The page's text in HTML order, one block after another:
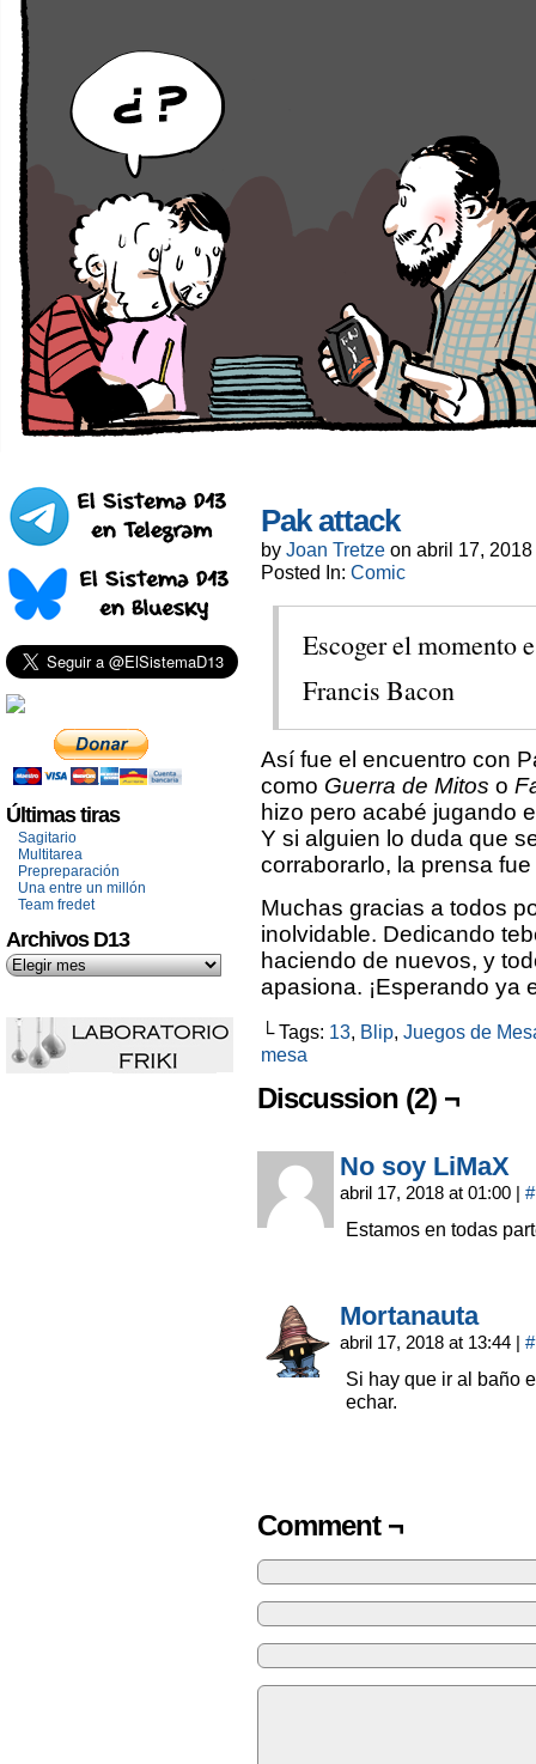
Últimas tiras
Sagitario
Multitarea
Prepreparación
Una entre un millón
Team fredet
Archivos D13
Pak attack
by Joan Tretze on abril 17, 2018
Posted In: Comic
Escoger el momento
Francis Bacon
Así fue el encuentro con
como Guerra de Mitos o
hizo pero acabé jugando
Y si alguien lo duda que
corraborarlo, la prensa
Muchas gracias a todos
inolvidable. Dedicando
haciendo de nuevos, y
apasiona. ¡Esperando ya
└ Tags: 13, Blip, Juegos de
mesa
Discussion (2) ¬
No soy LiMaX
abril 17, 2018 at 01:00 | #
Estamos en todas
Mortanauta
abril 17, 2018 at 13:44 | #
Si hay que ir al baño
echar.
Comment ¬